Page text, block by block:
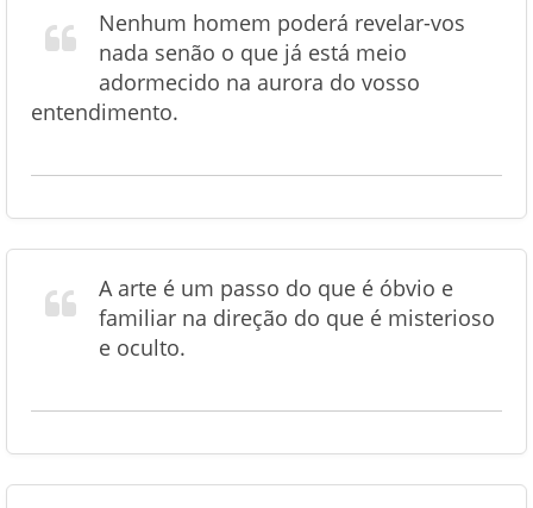
Nenhum homem poderá revelar-vos
nada senão o que já está meio
adormecido na aurora do vosso
entendimento.
A arte é um passo do que é óbvio e
familiar na direção do que é misterioso
e oculto.